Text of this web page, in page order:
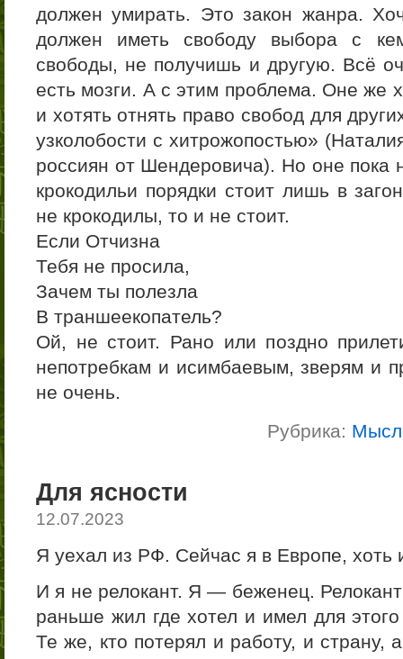
должен умирать. Это закон жанра.
должен иметь свободу выбора с
свободы, не получишь и другую. Всё
есть мозги. А с этим проблема. Оне же
и хотять отнять право свобод для
узколобости с хитрожопостью»
россиян от Шендеровича). Но оне пока
крокодильи порядки стоит лишь в
не крокодилы, то и не стоит.
Если Отчизна
Тебя не просила,
Зачем ты полезла
В траншеекопатель?
Ой, не стоит. Рано или поздно
непотребкам и исимбаевым, зверям и
не очень.
Рубрика:
Для ясности
12.07.2023
Я уехал из РФ. Сейчас я в Европе, хоть
И я не релокант. Я — беженец.
раньше жил где хотел и имел для
Те же, кто потерял и работу, и